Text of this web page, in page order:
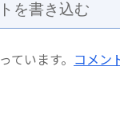
を書き込む
います。 コメン